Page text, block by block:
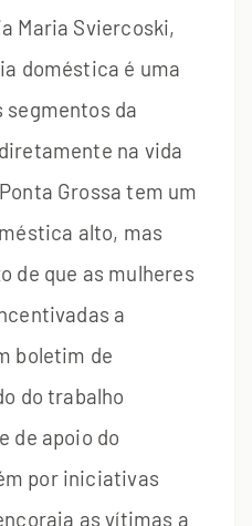
Maria Sviercoski,
doméstica é uma
segmentos da
na vida
Grossa tem um
alto, mas
de que as mulheres
a
boletim de
do trabalho
de apoio do
por iniciativas
as vítimas a